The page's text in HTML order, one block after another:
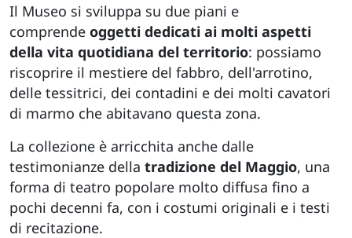
Il Museo si sviluppa su due piani e
comprende oggetti dedicati ai molti aspetti
della vita quotidiana del territorio: possiamo
riscoprire il mestiere del fabbro, dell'arrotino,
delle tessitrici, dei contadini e dei molti cavatori
di marmo che abitavano questa zona.
La collezione è arricchita anche dalle
testimonianze della tradizione del Maggio, una
forma di teatro popolare molto diffusa fino a
pochi decenni fa, con i costumi originali e i testi
di recitazione.